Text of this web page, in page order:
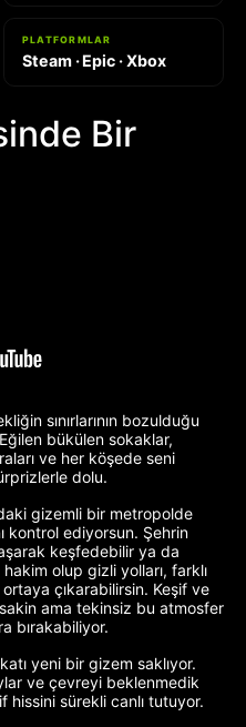
PLATFORMLAR
Steam · Epic · Xbox
Bir
sınırlarının bozulduğu
bükülen sokaklar,
ve her köşede seni
dolu.
gizemli bir metropolde
kontrol ediyorsun. Şehrin
keşfedebilir ya da
olup gizli yolları, farklı
çıkarabilirsin. Keşif ve
ama tekinsiz bu atmosfer
bırakabiliyor.
yeni bir gizem saklıyor.
ve çevreyi beklenmedik
sürekli canlı tutuyor.